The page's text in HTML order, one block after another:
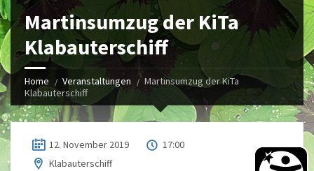
Martinsumzug der KiTa
Klabauterschiff
Home Veranstaltungen
Martinsumzug der KiTa
Klabauterschiff
12. November 2019
17:00
Klabauterschiff